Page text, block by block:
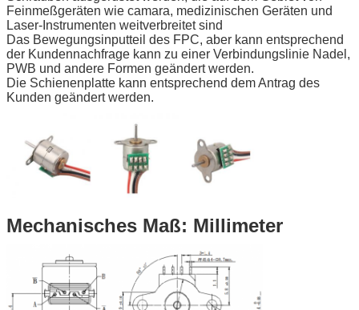
Feinmeßgeräten wie camara, medizinischen Geräten und
Laser-Instrumenten weitverbreitet sind
Das Bewegungsinputteil des FPC, aber kann entsprechend
der Kundennachfrage kann zu einer Verbindungslinie Nadel,
PWB und andere Formen geändert werden.
Die Schienenplatte kann entsprechend dem Antrag des
Kunden geändert werden.
Mechanisches Maß: Millimeter